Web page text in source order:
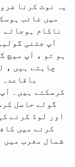
یہ نوٹ کرنا
میں غائب
ناکام ہوجاتے
آپ جتنی
ہو تو ، آپ میچ
چاہتے ہیں ،
کرسکتے ہیں۔
گولے حاصل
اور لوڈ کرنے
کرنے میں
شمال مغرب میں